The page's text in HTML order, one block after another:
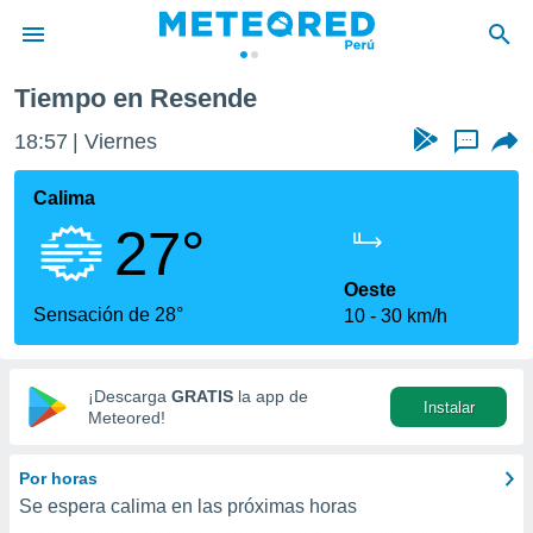
de
ha sido
calidad.
a este
las
y
digital
basada
Tiempo en Resende
18:57 Viernes ...
Calima
27°
Sensación de 28°
Oeste
10
30 km/h
¡Descarga GRATIS la app de
Meteored!
Instalar
Por horas
Se espera calima en las próximas horas